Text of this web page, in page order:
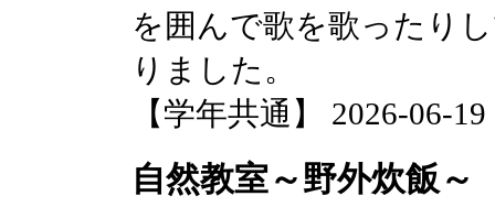
を囲んで歌を歌ったり
りました。
【学年共通】 2026-06-
自然教室～野外炊飯～